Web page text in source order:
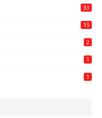
33
15
2
1
1